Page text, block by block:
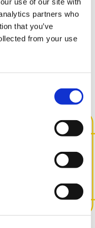
partners who
that you’ve
from your use
TEGO
NAMI